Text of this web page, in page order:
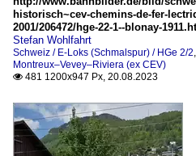
SchB Schöllenenbahn
Privatbahnen
MVR
Strecken
142 [611]
2021
2022
historisch~cev-chemins-de-fer-
2001/206472/hge-22-1--blonay-
Stefan Wohlfahrt
Schweiz / E-Loks (Schmalspur) / HGe 2/2,
Montreux–Vevey–Riviera (ex CEV)
 481 1200x947 Px, 20.08.2023